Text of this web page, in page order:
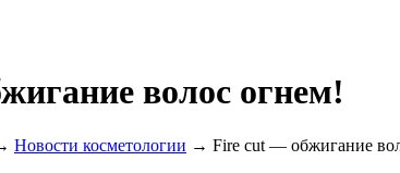
волос огнем!
Новости косметологии → Fire cut — обжигание